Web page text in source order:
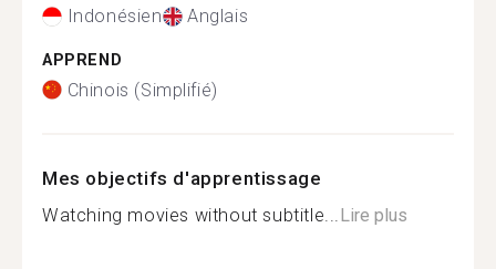
Indonésien Anglais
APPREND
Chinois (Simplifié)
Mes objectifs d'apprentissage
Watching movies without subtitle... Lire plus